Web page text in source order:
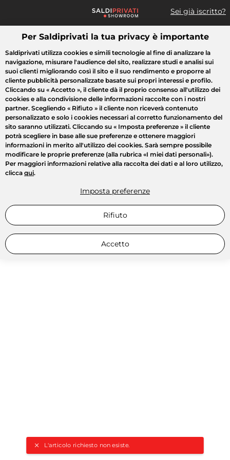
Sei già iscritto?
Cosa cerchi?
L'articolo richiesto non esiste.
Tutte le vendite Moda Casa Bellezza Elettrodomestici
Per Saldiprivati la tua privacy è importante
Saldiprivati utilizza cookies e simili tecnologie al fine di analizzare la
navigazione, misurare l'audience del sito, realizzare studi e analisi sui
suoi clienti migliorando così il sito e il suo rendimento e proporre al
cliente pubblicità personalizzate basate sui propri interessi e profilo.
Cliccando su « Accetto », il cliente dà il proprio consenso all'utilizzo dei
cookies e alla condivisione delle informazioni raccolte con i nostri
partner. Scegliendo « Rifiuto » il cliente non riceverà contenuto
personalizzato e solo i cookies necessari al corretto funzionamento del
sito saranno utilizzati. Cliccando su « Imposta preferenze » il cliente
potrà scegliere in base alle sue preferenze e ottenere maggiori
informazioni in merito all'utilizzo dei cookies. Sarà sempre possibile
modificare le proprie preferenze (alla rubrica «I miei dati personali»).
Per maggiori informazioni relative alla raccolta dei dati e al loro utilizzo,
clicca qui.
Imposta preferenze
Rifiuto
Accetto